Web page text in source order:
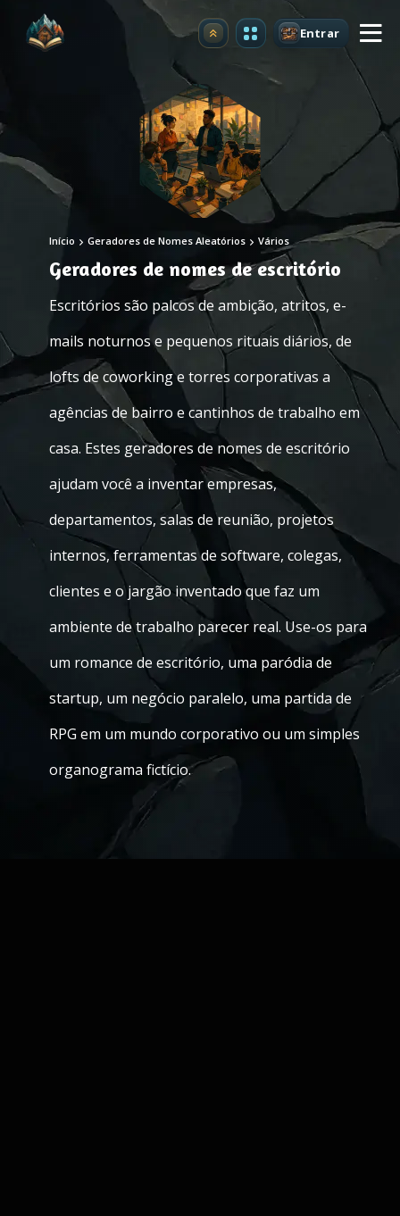
Atualizar Entrar
Início Geradores de Nomes Aleatórios Vários
Geradores de nomes de escritório
Escritórios são palcos de ambição, atritos, e-
mails noturnos e pequenos rituais diários, de
lofts de coworking e torres corporativas a
agências de bairro e cantinhos de trabalho em
casa. Estes geradores de nomes de escritório
ajudam você a inventar empresas,
departamentos, salas de reunião, projetos
internos, ferramentas de software, colegas,
clientes e o jargão inventado que faz um
ambiente de trabalho parecer real. Use-os para
um romance de escritório, uma paródia de
startup, um negócio paralelo, uma partida de
RPG em um mundo corporativo ou um simples
organograma fictício.